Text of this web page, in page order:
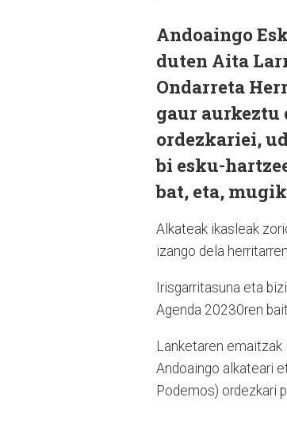
Andoaingo
duten Aita
Ondarreta
gaur
ordezkariei,
bi esku-
bat, eta,
Alkateak ikasleak
izango dela
Irisgarritasuna eta
Agenda 20230ren
Lanketaren
Andoaingo alkateari
Podemos) ordezkari